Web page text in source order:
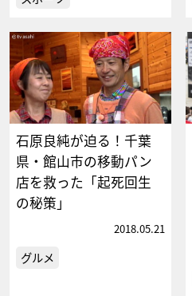
石原良純が迫る！千葉
県・館山市の移動パン
店を救った「起死回生
の秘策」
2018.05.21
グルメ